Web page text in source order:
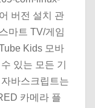
버전 설치 관
마트 TV/게임
Kids 모바
있는 모든 기
바스크립트는
카메라 플